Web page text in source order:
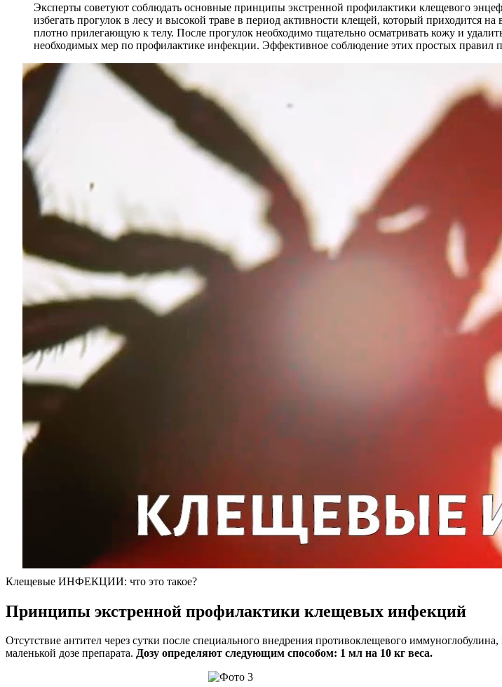
Эксперты советуют соблюдать основные принципы экстренной профилактики клещевого
избегать прогулок в лесу и высокой траве в период активности клещей, который приходится
плотно прилегающую к телу. После прогулок необходимо тщательно осматривать кожу и
необходимых мер по профилактике инфекции. Эффективное соблюдение этих простых правил
Клещевые ИНФЕКЦИИ: что это такое?
Принципы экстренной профилактики клещевых инфекций
Отсутствие антител через сутки после специального внедрения противоклещевого
маленькой дозе препарата. Дозу определяют следующим способом: 1 мл на 10 кг веса.